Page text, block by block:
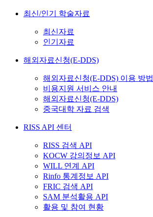
최신/인기 학술자료
최신자료
인기자료
해외자료신청(E-DDS)
해외자료신청(E-DDS) 이용 방법
비용지원 서비스 안내
해외자료신청(E-DDS)
중국대학 자료 검색
RISS API 센터
RISS 검색 API
KOCW 강의정보 API
WILL 연계 API
Rinfo 통계정보 API
FRIC 검색 API
SAM 분석활용 API
활용 및 참여 현황